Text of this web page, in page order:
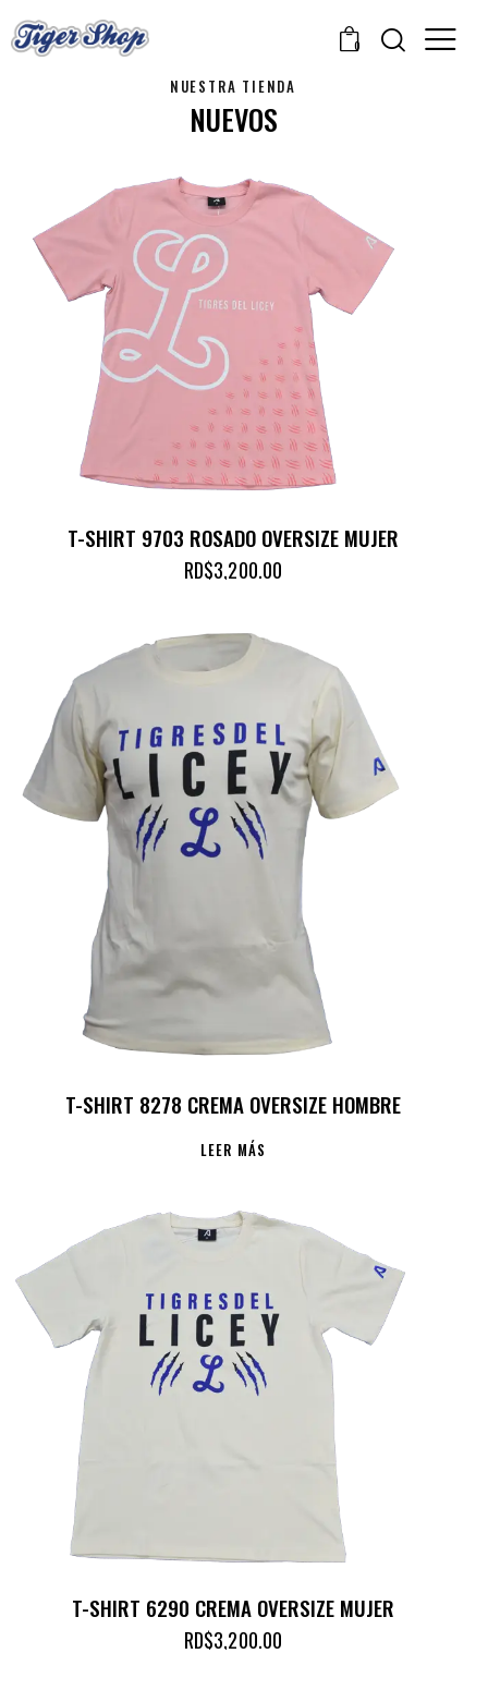
0
NUESTRA TIENDA
NUEVOS
T-SHIRT 9703 ROSADO OVERSIZE MUJER
RD$3,200.00
T-SHIRT 8278 CREMA OVERSIZE HOMBRE
LEER MÁS
T-SHIRT 6290 CREMA OVERSIZE MUJER
RD$3,200.00